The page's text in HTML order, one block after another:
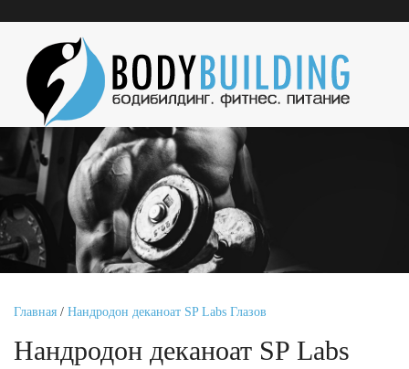
Главная / Нандродон деканоат SP Labs Глазов
Нандродон деканоат SP Labs